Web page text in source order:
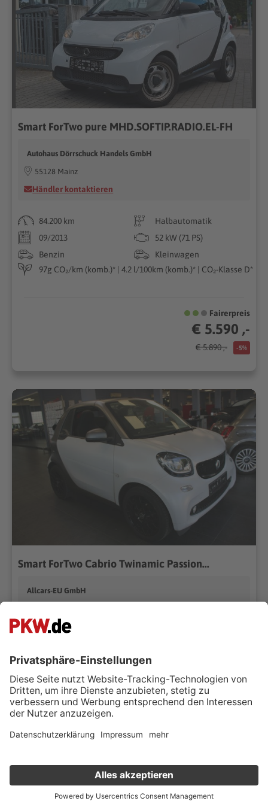
Smart ForTwo pure MHD.SOFTIP.RADIO.EL-FH
Autohaus Dörrschuck Handels GmbH
55128 Mainz
Händler kontaktieren
84.200 km
Halbautomatik
09/2013
52 kW (71 PS)
Benzin
Kleinwagen
97g CO₂/km (komb.)* | 4.2 l/100km (komb.)* | CO₂-Klasse D*
Fairerpreis
€ 5.590 ,-
€ 5.890 ,- -5%
Smart ForTwo Cabrio Twinamic Passion...
Allcars-EU GmbH
Händler kontaktieren
61.500 km
06/2018
66 kW (90 PS)
Benzin
Cabriolet/Roadster
0g CO₂/km (komb.)*
Fairerpreis
€ 13.980 ,-
Verkauf deinen Gebrauchten online